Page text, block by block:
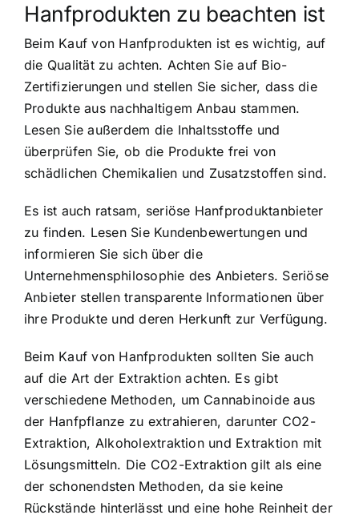
Hanfprodukten zu beachten ist
Beim Kauf von Hanfprodukten ist es wichtig, auf
die Qualität zu achten. Achten Sie auf Bio-
Zertifizierungen und stellen Sie sicher, dass die
Produkte aus nachhaltigem Anbau stammen.
Lesen Sie außerdem die Inhaltsstoffe und
überprüfen Sie, ob die Produkte frei von
schädlichen Chemikalien und Zusatzstoffen sind.
Es ist auch ratsam, seriöse Hanfproduktanbieter
zu finden. Lesen Sie Kundenbewertungen und
informieren Sie sich über die
Unternehmensphilosophie des Anbieters. Seriöse
Anbieter stellen transparente Informationen über
ihre Produkte und deren Herkunft zur Verfügung.
Beim Kauf von Hanfprodukten sollten Sie auch
auf die Art der Extraktion achten. Es gibt
verschiedene Methoden, um Cannabinoide aus
der Hanfpflanze zu extrahieren, darunter CO2-
Extraktion, Alkoholextraktion und Extraktion mit
Lösungsmitteln. Die CO2-Extraktion gilt als eine
der schonendsten Methoden, da sie keine
Rückstände hinterlässt und eine hohe Reinheit der